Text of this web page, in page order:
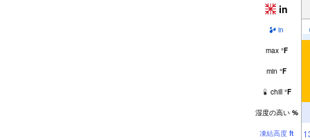
in
in
max °F
min °F
chill °F
湿度の高い %
凍結高度 ft